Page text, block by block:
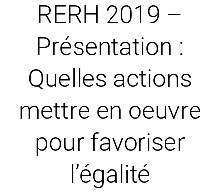
RERH 2019 –
Présentation :
Quelles actions
mettre en oeuvre
pour favoriser
l’égalité